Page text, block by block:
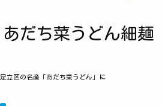
あだち菜うどん細麺
足立区の名産「あだち菜うどん」に